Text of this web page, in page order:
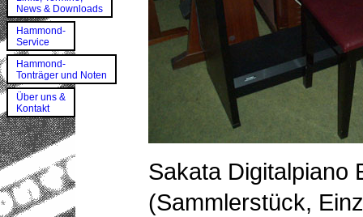
News & Downloads
Hammond-
Service
Hammond-
Tonträger und Noten
Über uns &
Kontakt
Sakata Digitalpiano
(Sammlerstück,